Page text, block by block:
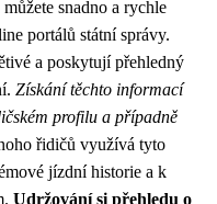
můžete snadno a rychle
portálů státní správy.
a poskytují přehledný
Získání těchto informací
profilu a případně
řidičů využívá tyto
jízdní historie a k
Udržování si přehledu o